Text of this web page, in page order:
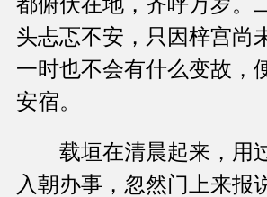
头忐忑不安，只因梓宫尚
一时也不会有什么变故，
安宿。
载垣在清晨起来，用
入朝办事，忽然门上来报